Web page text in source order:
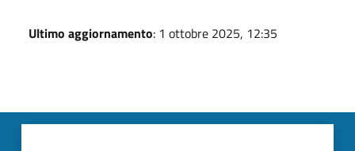
Ultimo aggiornamento: 1 ottobre 2025, 12:35